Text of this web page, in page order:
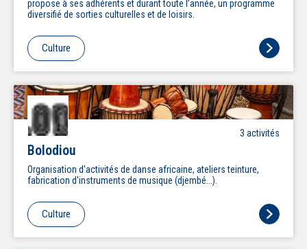
propose à ses adhérents et durant toute l’année, un programme
diversifié de sorties culturelles et de loisirs.
Culture
3 activités
Bolodiou
Organisation d'activités de danse africaine, ateliers teinture,
fabrication d'instruments de musique (djembé...).
Culture